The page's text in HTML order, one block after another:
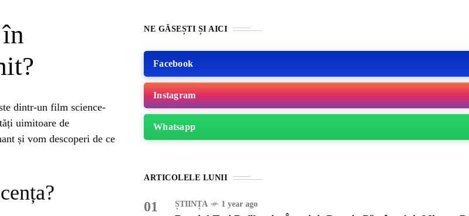
dintr-un film science-
uimitoare de
și vom descoperi de ce
NE GĂSEȘTI ȘI AICI
Facebook
Instagram
Whatsapp
ARTICOLELE LUNII
01 ȘTIINȚA 1 year ago